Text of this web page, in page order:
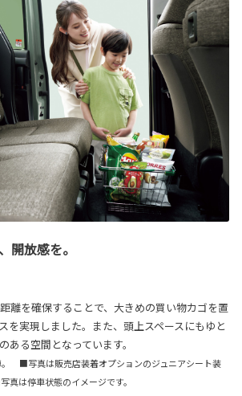
開放感を。
離を確保することで、大きめの買い物カゴを置
を実現しました。また、頭上スペースにもゆと
ある空間となっています。
■写真は販売店装着オプションのジュニアシート装
は停車状態のイメージです。